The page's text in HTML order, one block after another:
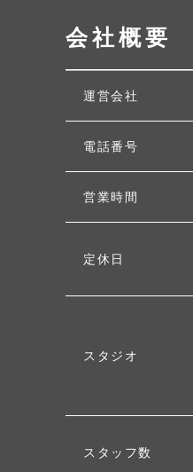
会社概要
運営会社
電話番号
営業時間
定休日
スタジオ
スタッフ数